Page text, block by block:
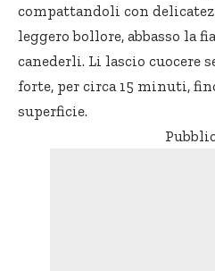
compattandoli con
leggero bollore, abbasso la
canederli. Li lascio cuocere
forte, per circa 15 minuti,
superficie.